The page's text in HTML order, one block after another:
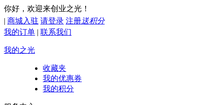
你好，欢迎来创业之光！
| 商城入驻 请登录 注册送积分
我的订单 | 联系我们
我的之光
收藏夹
我的优惠券
我的积分